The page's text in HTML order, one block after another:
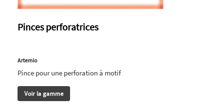
Pinces perforatrices
Artemio
Pince pour une perforation à motif
Voir la gamme